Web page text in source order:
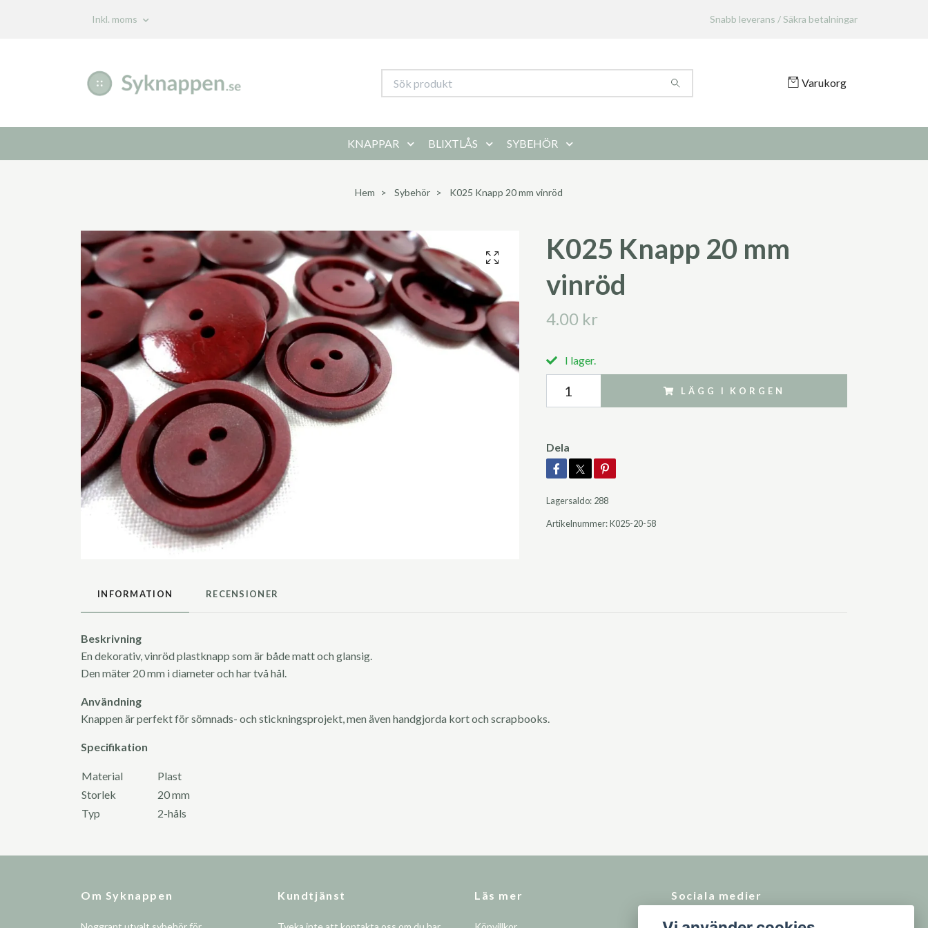
Inkl. moms Snabb leverans / Säkra betalningar
Varukorg
KNAPPAR BLIXTLÅS SYBEHÖR
Hem Sybehör K025 Knapp 20 mm vinröd
K025 Knapp 20 mm
vinröd
4.00 kr
I lager.
LÄGG I KORGEN
Dela
Lagersaldo: 288
Artikelnummer:K025-20-58
INFORMATION RECENSIONER
Beskrivning
En dekorativ, vinröd plastknapp som är både matt och glansig.
Den mäter 20 mm i diameter och har två hål.
Användning
Knappen är perfekt för sömnads- och stickningsprojekt, men även handgjorda kort och scrapbooks.
Specifikation
Material
Plast
Storlek
20 mm
Typ
2-håls
Om Syknappen Kundtjänst Läs mer Sociala medier